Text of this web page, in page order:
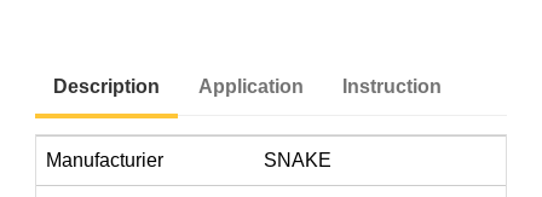
Description Application Instruction
Manufacturier SNAKE